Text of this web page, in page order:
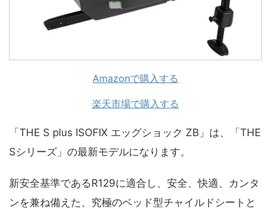
Amazonで購入する
楽天市場で購入する
「THE S plus ISOFIX エッグショック ZB」は、「THE
Sシリーズ」の最新モデルになります。
新安全基準であるR129に適合し、安全、快適、カンタ
ンを兼ね備えた、究極のベッド型チャイルドシートと